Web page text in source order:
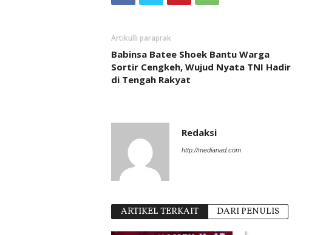
Artikulli paraprak
Babinsa Batee Shoek Bantu Warga
Sortir Cengkeh, Wujud Nyata TNI Hadir
di Tengah Rakyat
Redaksi
http://medianad.com
ARTIKEL TERKAIT DARI PENULIS